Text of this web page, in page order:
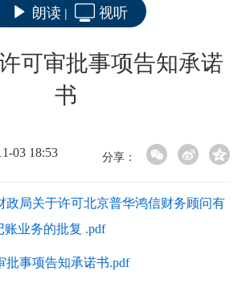
朗读 | 视听
可审批事项告知承诺
书
03 18:53 分享：
政局关于许可北京普华鸿信财务顾问有
账业务的批复 .pdf
批事项告知承诺书.pdf